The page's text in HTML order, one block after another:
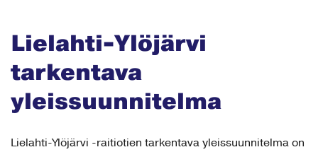
Lielahti-Ylöjärvi
tarkentava
yleissuunnitelma
Lielahti-Ylöjärvi -raitiotien tarkentava yleissuunnitelma on